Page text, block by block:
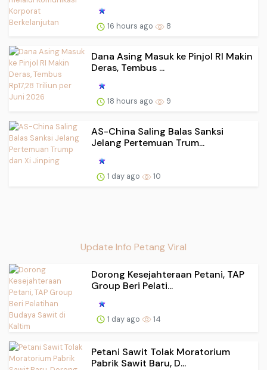
16 hours ago 8
Dana Asing Masuk ke Pinjol RI Makin
Deras, Tembus ...
18 hours ago 9
AS-China Saling Balas Sanksi
Jelang Pertemuan Trum...
1 day ago 10
Update Info Petang Viral
Dorong Kesejahteraan Petani, TAP
Group Beri Pelati...
1 day ago 14
Petani Sawit Tolak Moratorium
Pabrik Sawit Baru, D...